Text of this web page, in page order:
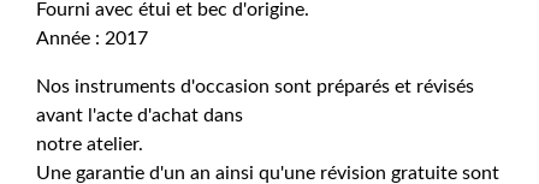
Fourni avec étui et bec d'origine.
Année : 2017
Nos instruments d'occasion sont préparés et révisés
avant l'acte d'achat dans
notre atelier.
Une garantie d'un an ainsi qu'une révision gratuite sont